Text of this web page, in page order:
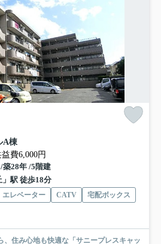
A棟
費6,000円
築28年 /5階建
駅 徒歩18分
エレベーター CATV
宅配ボックス
、住み心地も快適な「サニープレスキャッ